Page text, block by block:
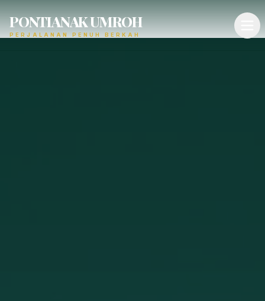
PONTIANAK UMROH
PERJALANAN PENUH BERKAH